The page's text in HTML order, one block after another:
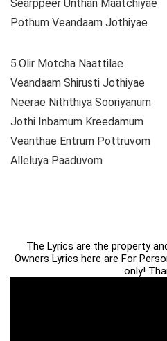
Searppeer Unthan Maatchiyae
Pothum Veandaam Jothiyae
5.Olir Motcha Naattilae
Veandaam Shirusti Jothiyae
Neerae Niththiya Sooriyanum
Jothi Inbamum Kreedamum
Veanthae Entrum Pottruvom
Alleluya Paaduvom
The Lyrics are the property
Owners Lyrics here are For
only!